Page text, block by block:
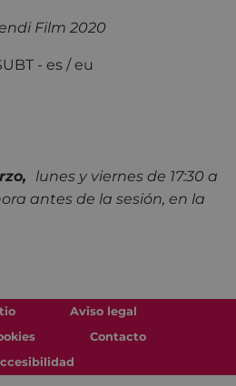
Film 2020
- es / eu
, lunes y viernes de 17:30 a
antes de la sesión, en la
Aviso legal
Contacto